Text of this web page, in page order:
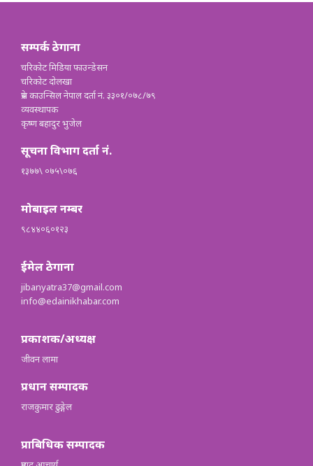
सम्पर्क ठेगाना
चरिकोट मिडिया फाउन्डेसन
चरिकोट दोलखा
प्रेस काउन्सिल नेपाल दर्ता नं. ३३०१/०७८/७९
व्यवस्थापक
कृष्ण बहादुर भुजेल
सूचना विभाग दर्ता नं.
१३७७\ ०७५\०७६
मोबाइल नम्बर
९८४४०६०१२३
ईमेल ठेगाना
jibanyatra37@gmail.com
info@edainikhabar.com
प्रकाशक/अध्यक्ष
जीवन लामा
प्रधान सम्पादक
राजकुमार ढुङ्गेल
प्राबिधिक सम्पादक